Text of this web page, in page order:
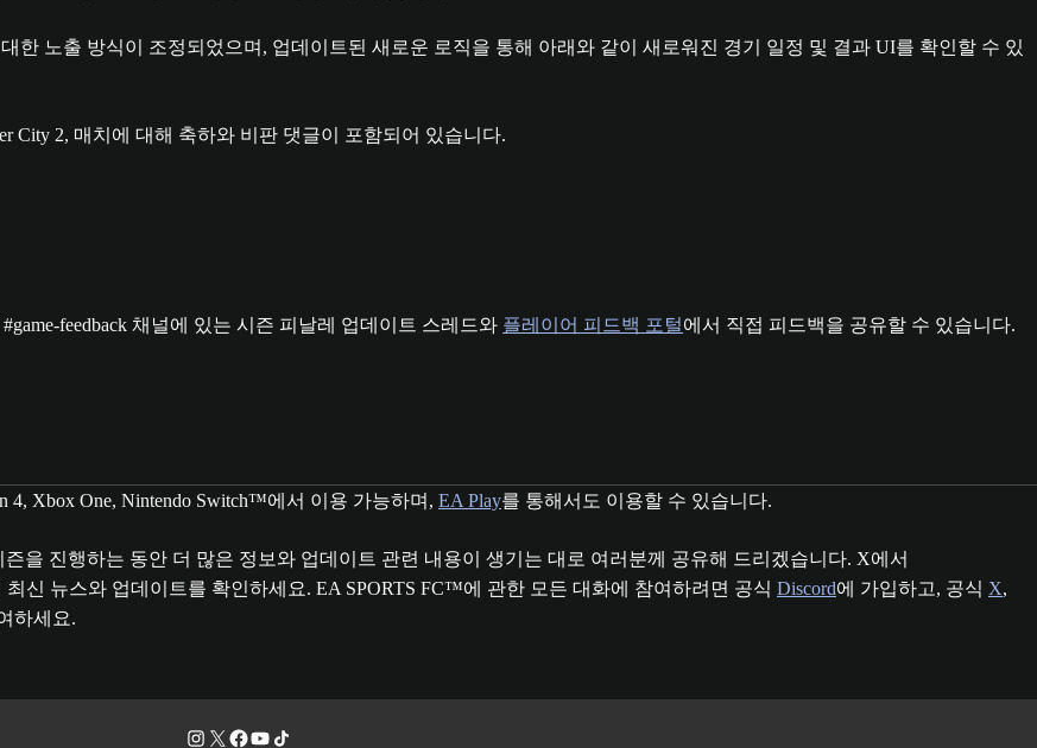
한 노출 방식이 조정되었으며, 업데이트된 새로운 로직을 통해 아래와 같이 새로워진 경기 일정 및 결과 UI를 확인할 수 있
#game-feedback 채널에 있는 시즌 피날레 업데이트 스레드와 플레이어 피드백 포털에서 직접 피드백을 공유할 수 있습니다.
4, Xbox One, Nintendo Switch™에서 이용 가능하며, EA Play를 통해서도 이용할 수 있습니다.
을 진행하는 동안 더 많은 정보와 업데이트 관련 내용이 생기는 대로 여러분께 공유해 드리겠습니다. X에서
최신 뉴스와 업데이트를 확인하세요. EA SPORTS FC™에 관한 모든 대화에 참여하려면 공식 Discord에 가입하고, 공식 X,
하세요.